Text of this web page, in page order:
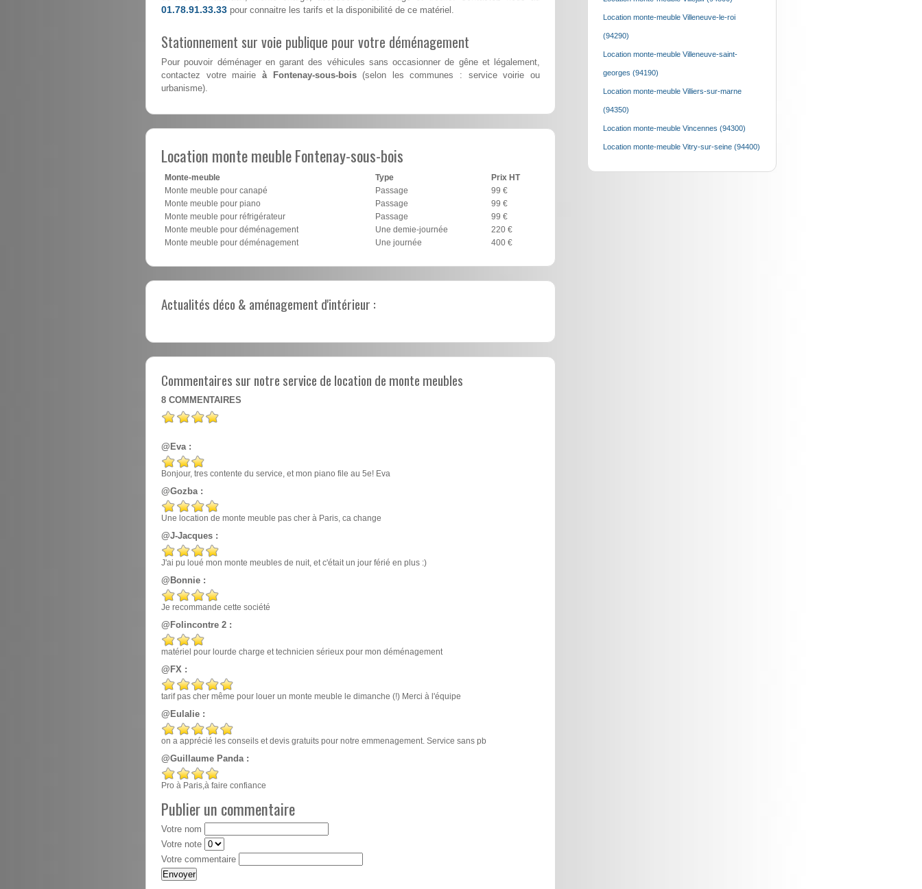
01.78.91.33.33 pour connaitre les tarifs et la disponibilité de ce matériel.
Stationnement sur voie publique pour votre déménagement
Pour pouvoir déménager en garant des véhicules sans occasionner de gêne et légalement,
contactez votre mairie à Fontenay-sous-bois(selon les communes : service voirie ou
urbanisme).
Location monte meuble Fontenay-sous-bois
Monte-meuble Type
Prix HT
Monte meuble pour canapé
Passage
99 €
Monte meuble pour piano
Passage
99 €
Monte meuble pour réfrigérateur
Passage
99 €
Monte meuble pour déménagement
Une demie-journée
220 €
Monte meuble pour déménagement
Une journée 400 €
Actualités déco & aménagement d'intérieur :
Commentaires sur notre service de location de monte meubles
8 COMMENTAIRES
@Eva :
Bonjour, tres contente du service, et mon piano file au 5e! Eva
@Gozba :
Une location de monte meuble pas cher à Paris, ca change
@J-Jacques :
J'ai pu loué mon monte meubles de nuit, et c'était un jour férié en plus :)
@Bonnie :
Je recommande cette société
@Folincontre 2 :
matériel pour lourde charge et technicien sérieux pour mon déménagement
@FX :
tarif pas cher même pour louer un monte meuble le dimanche (!) Merci à l'équipe
@Eulalie :
on a apprécié les conseils et devis gratuits pour notre emmenagement. Service sans pb
@Guillaume Panda :
Pro à Paris,à faire confiance
Publier un commentaire
Votre nom
Votre note
Votre commentaire
Location monte-meuble Villeneuve-le-roi
(94290)
Location monte-meuble Villeneuve-saint-
georges (94190)
Location monte-meuble Villiers-sur-marne
(94350)
Location monte-meuble Vincennes (94300)
Location monte-meuble Vitry-sur-seine (94400)